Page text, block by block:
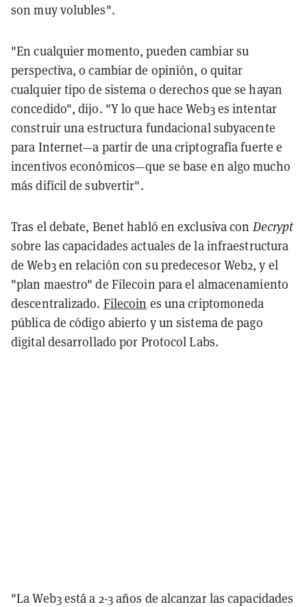
son muy volubles".
"En cualquier momento, pueden cambiar su
perspectiva, o cambiar de opinión, o quitar
cualquier tipo de sistema o derechos que se hayan
concedido", dijo. "Y lo que hace Web3 es intentar
construir una estructura fundacional subyacente
para Internet—a partir de una criptografía fuerte e
incentivos económicos—que se base en algo mucho
más difícil de subvertir".
Tras el debate, Benet habló en exclusiva con Decrypt
sobre las capacidades actuales de la infraestructura
de Web3 en relación con su predecesor Web2, y el
"plan maestro" de Filecoin para el almacenamiento
descentralizado. Filecoin es una criptomoneda
pública de código abierto y un sistema de pago
digital desarrollado por Protocol Labs.
"La Web3 está a 2-3 años de alcanzar las capacidades